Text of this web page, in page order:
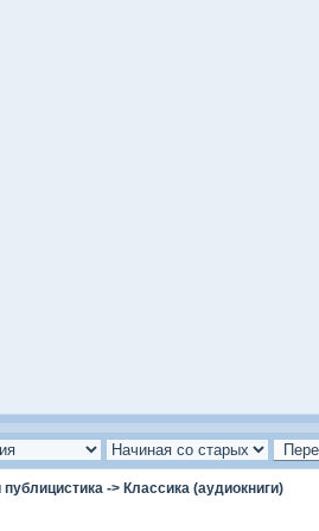
-> Классика (аудиокниги)